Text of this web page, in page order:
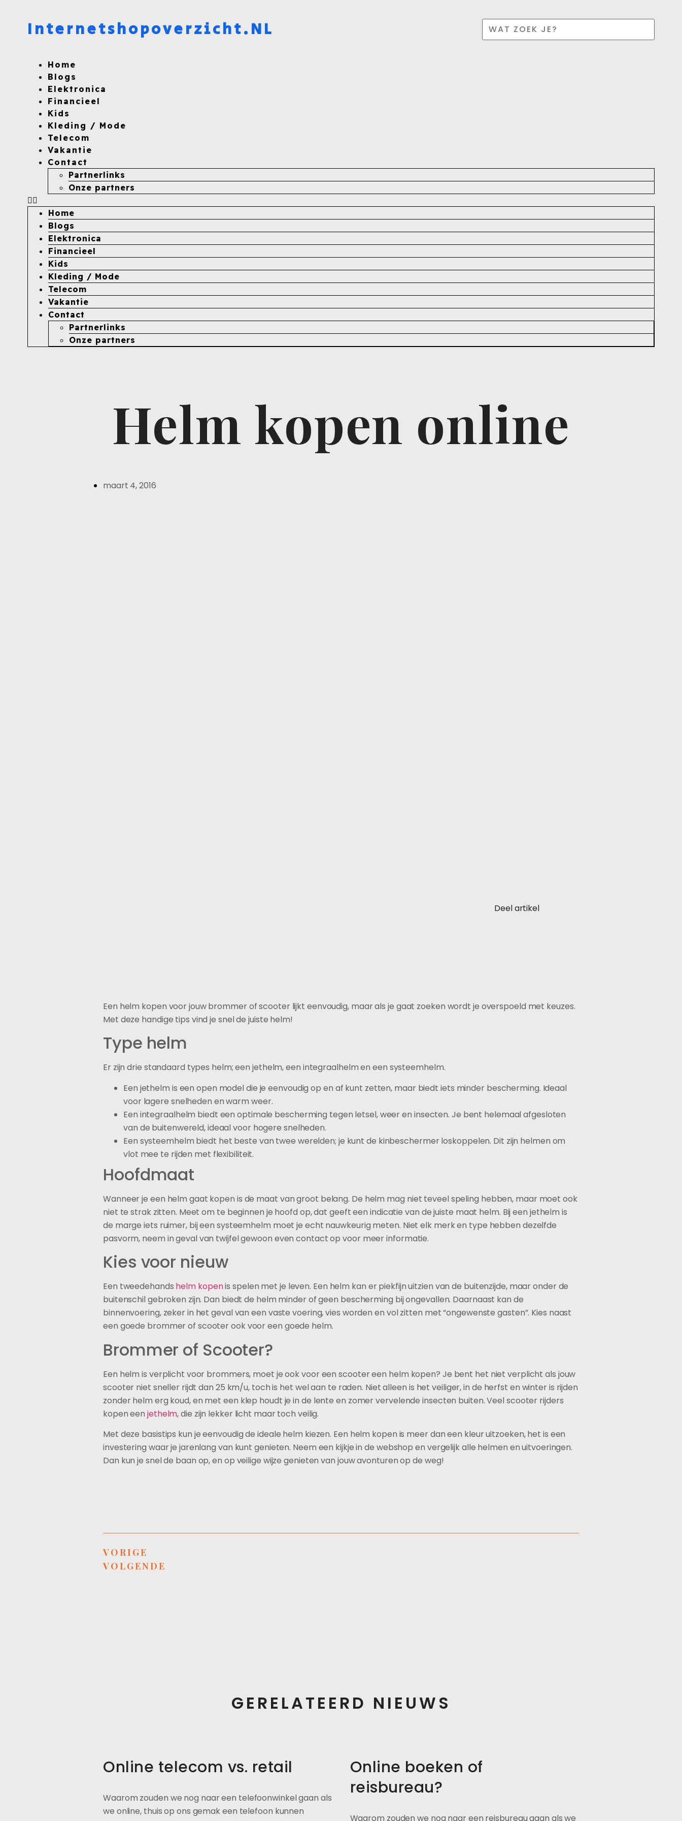
Internetshopoverzicht.NL
Home
Blogs
Elektronica
Financieel
Kids
Kleding / Mode
Telecom
Vakantie
Contact
Partnerlinks
Onze partners
Home
Blogs
Elektronica
Financieel
Kids
Kleding / Mode
Telecom
Vakantie
Contact
Partnerlinks
Onze partners
Helm kopen online
maart 4, 2016
Deel artikel
Een helm kopen voor jouw brommer of scooter lijkt eenvoudig, maar als je gaat zoeken wordt je overspoeld met keuzes.
Met deze handige tips vind je snel de juiste helm!
Type helm
Er zijn drie standaard types helm; een jethelm, een integraalhelm en een systeemhelm.
Een jethelm is een open model die je eenvoudig op en af kunt zetten, maar biedt iets minder bescherming. Ideaal
voor lagere snelheden en warm weer.
Een integraalhelm biedt een optimale bescherming tegen letsel, weer en insecten. Je bent helemaal afgesloten
van de buitenwereld, ideaal voor hogere snelheden.
Een systeemhelm biedt het beste van twee werelden; je kunt de kinbeschermer loskoppelen. Dit zijn helmen om
vlot mee te rijden met flexibiliteit.
Hoofdmaat
Wanneer je een helm gaat kopen is de maat van groot belang. De helm mag niet teveel speling hebben, maar moet ook
niet te strak zitten. Meet om te beginnen je hoofd op, dat geeft een indicatie van de juiste maat helm. Bij een jethelm is
de marge iets ruimer, bij een systeemhelm moet je echt nauwkeurig meten. Niet elk merk en type hebben dezelfde
pasvorm, neem in geval van twijfel gewoon even contact op voor meer informatie.
Kies voor nieuw
Een tweedehands helm kopenis spelen met je leven. Een helm kan er piekfijn uitzien van de buitenzijde, maar onder de
buitenschil gebroken zijn. Dan biedt de helm minder of geen bescherming bij ongevallen. Daarnaast kan de
binnenvoering, zeker in het geval van een vaste voering, vies worden en vol zitten met “ongewenste gasten”. Kies naast
een goede brommer of scooter ook voor een goede helm.
Brommer of Scooter?
Een helm is verplicht voor brommers, moet je ook voor een scooter een helm kopen? Je bent het niet verplicht als jouw
scooter niet sneller rijdt dan 25 km/u, toch is het wel aan te raden. Niet alleen is het veiliger, in de herfst en winter is rijden
zonder helm erg koud, en met een klep houdt je in de lente en zomer vervelende insecten buiten. Veel scooter rijders
kopen eenjethelm, die zijn lekker licht maar toch veilig.
Met deze basistips kun je eenvoudig de ideale helm kiezen. Een helm kopen is meer dan een kleur uitzoeken, het is een
investering waar je jarenlang van kunt genieten. Neem een kijkje in de webshop en vergelijk alle helmen en uitvoeringen.
Dan kun je snel de baan op, en op veilige wijze genieten van jouw avonturen op de weg!
VORIGE
VOLGENDE
GERELATEERD NIEUWS
Online telecom vs. retail
Waarom zouden we nog naar een telefoonwinkel gaan als
we online, thuis op ons gemak een telefoon kunnen
Online boeken of
reisbureau?
Waarom zouden we nog naar een reisbureau gaan als we